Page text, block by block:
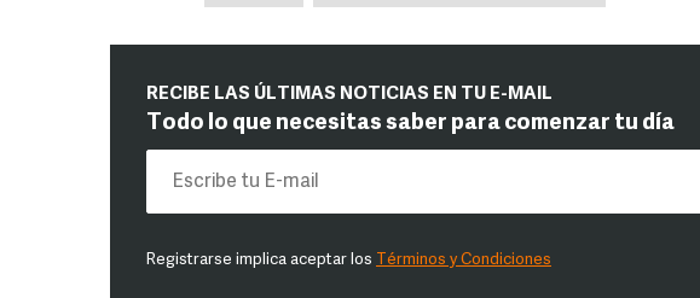
RECIBE LAS ÚLTIMAS NOTICIAS EN TU E-MAIL
Todo lo que necesitas saber para comenzar tu día
Registrarse implica aceptar los Términos y Condiciones